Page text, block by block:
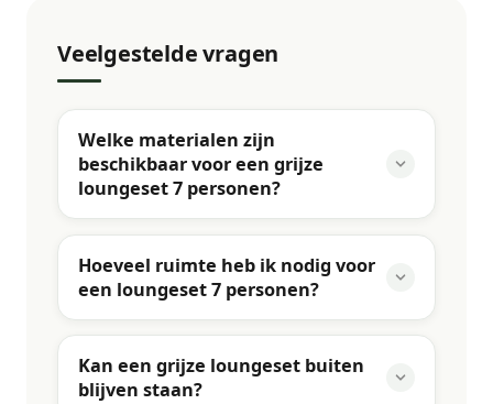
Veelgestelde vragen
Welke materialen zijn
beschikbaar voor een grijze
loungeset 7 personen?
Hoeveel ruimte heb ik nodig voor
een loungeset 7 personen?
Kan een grijze loungeset buiten
blijven staan?